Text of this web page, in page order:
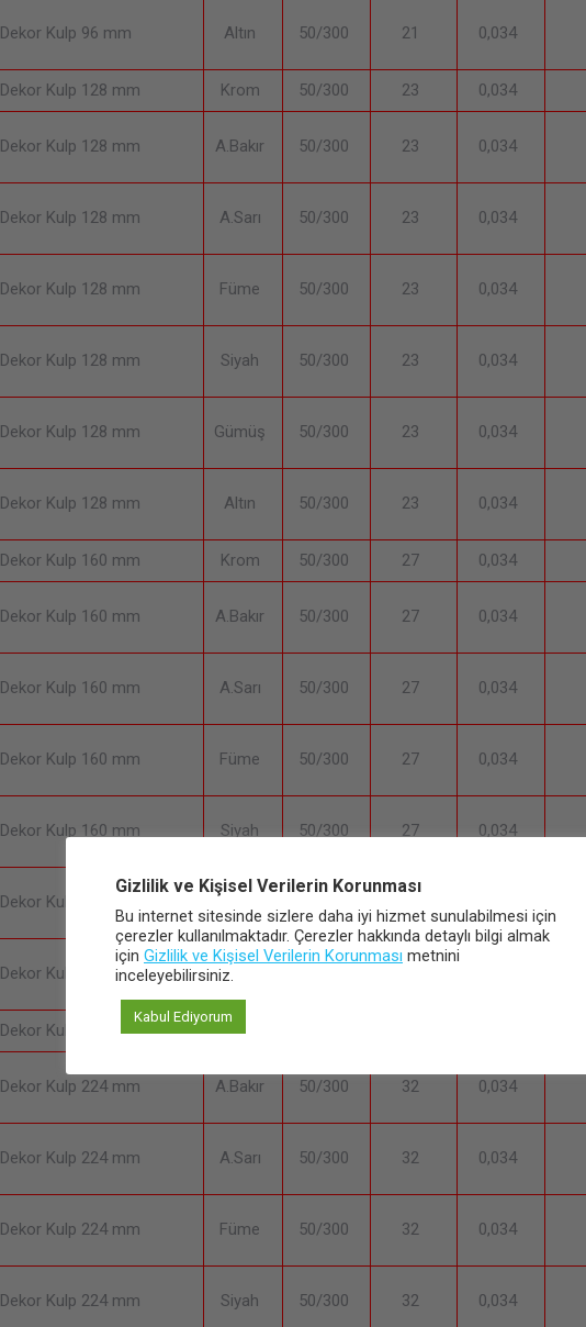
Dekor Kulp 96 mm Altın 50/300 21 0,034
Dekor Kulp 128 mm Krom 50/300 23 0,034
Dekor Kulp 128 mm A.Bakır 50/300 23 0,034
Dekor Kulp 128 mm A.Sarı 50/300 23 0,034
Dekor Kulp 128 mm Füme 50/300 23 0,034
Dekor Kulp 128 mm Siyah 50/300 23 0,034
Dekor Kulp 128 mm Gümüş 50/300 23 0,034
Dekor Kulp 128 mm Altın 50/300 23 0,034
Dekor Kulp 160 mm Krom 50/300 27 0,034
Dekor Kulp 160 mm A.Bakır 50/300 27 0,034
Dekor Kulp 160 mm A.Sarı 50/300 27 0,034
Dekor Kulp 160 mm Füme 50/300 27 0,034
Dekor Kulp 160 mm Siyah 50/300 27 0,034
Dekor Kulp 160 mm Gümüş
Dekor Kulp 160 mm Altın
Dekor Kulp 224 mm Krom
Dekor Kulp 224 mm A.Bakır 50/300 32 0,034
Dekor Kulp 224 mm A.Sarı 50/300 32 0,034
Dekor Kulp 224 mm Füme 50/300 32 0,034
Dekor Kulp 224 mm Siyah 50/300 32 0,034
Gizlilik ve Kişisel Verilerin Korunması
Bu internet sitesinde sizlere daha iyi hizmet sunulabilmesi için
çerezler kullanılmaktadır. Çerezler hakkında detaylı bilgi almak
için Gizlilik ve Kişisel Verilerin Korunması metnini
inceleyebilirsiniz.
Kabul Ediyorum